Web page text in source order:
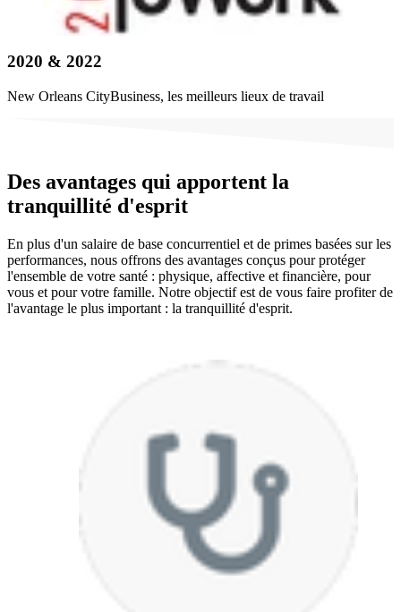
2020 & 2022
New Orleans CityBusiness, les meilleurs lieux de travail
Des avantages qui apportent la
tranquillité d'esprit
En plus d'un salaire de base concurrentiel et de primes basées sur les
performances, nous offrons des avantages conçus pour protéger
l'ensemble de votre santé : physique, affective et financière, pour
vous et pour votre famille. Notre objectif est de vous faire profiter de
l'avantage le plus important : la tranquillité d'esprit.